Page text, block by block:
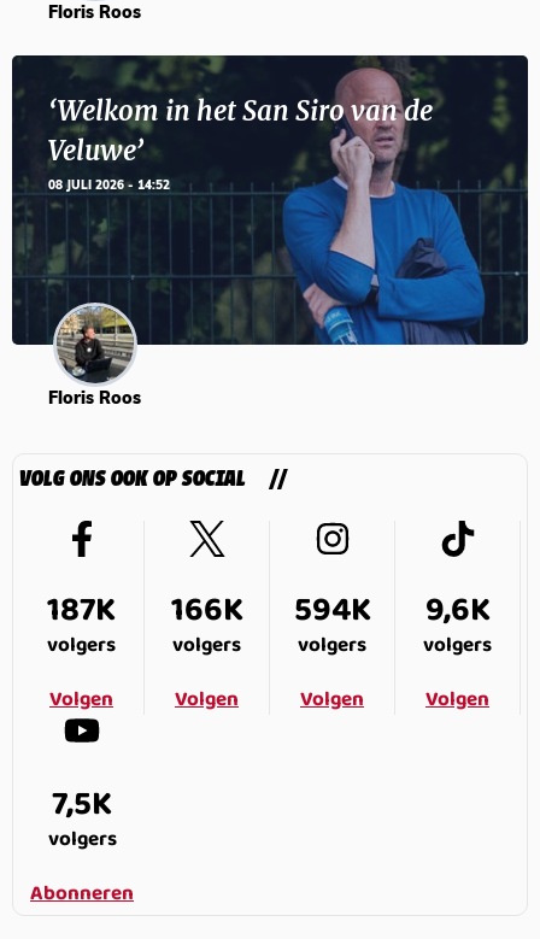
Floris Roos
‘Welkom in het San Siro van de
Veluwe’
08 JULI 2026 - 14:52
Floris Roos
VOLG ONS OOK OP SOCIAL
187K
volgers
Volgen
166K
volgers
Volgen
594K
volgers
Volgen
9,6K
volgers
Volgen
7,5K
volgers
Abonneren